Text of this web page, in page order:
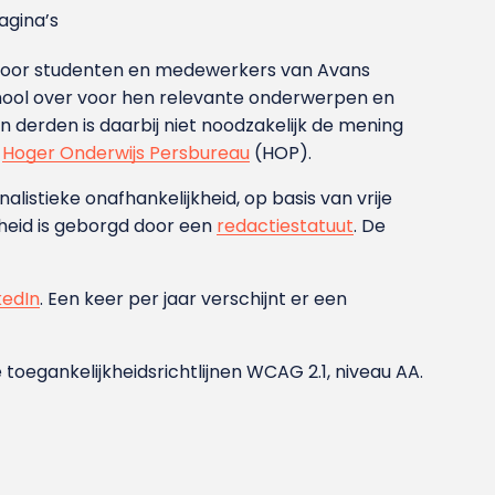
studenten en medewerkers van Avans
over voor hen relevante onderwerpen en
is daarbij niet noodzakelijk de mening
Hoger Onderwijs Persbureau (HOP).
onafhankelijkheid, op basis van vrije
is geborgd door een redactiestatuut. De
. Een keer per jaar verschijnt er een
WCAG 2.1, niveau AA.